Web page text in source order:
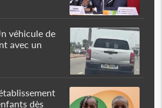
véhicule de
avec un
dès